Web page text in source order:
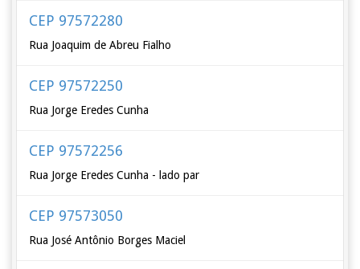
CEP 97572280
Rua Joaquim de Abreu Fialho
CEP 97572250
Rua Jorge Eredes Cunha
CEP 97572256
Rua Jorge Eredes Cunha - lado par
CEP 97573050
Rua José Antônio Borges Maciel